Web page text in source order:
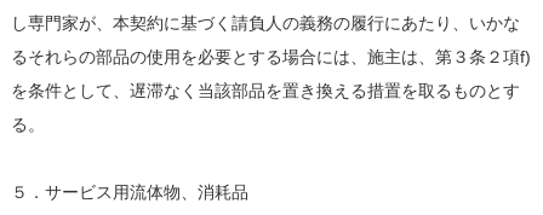
し専門家が、本契約に基づく請負人の義務の履行にあたり、いかな
るそれらの部品の使用を必要とする場合には、施主は、第３条２項f)
を条件として、遅滞なく当該部品を置き換える措置を取るものとす
る。
５．サービス用流体物、消耗品